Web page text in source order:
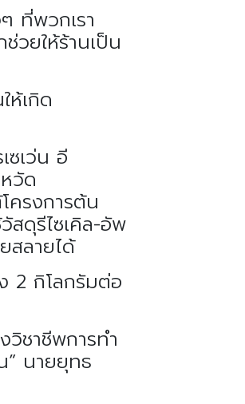
ที่พวกเรา
วยให้ร้านเป็น
ห้เกิด
เว่น อี
วัด
ครงการต้น
สดุรีไซเคิล-อัพ
สลายได้
2 กิโลกรัมต่อ
วิชาชีพการทำ
” นายยุทธ